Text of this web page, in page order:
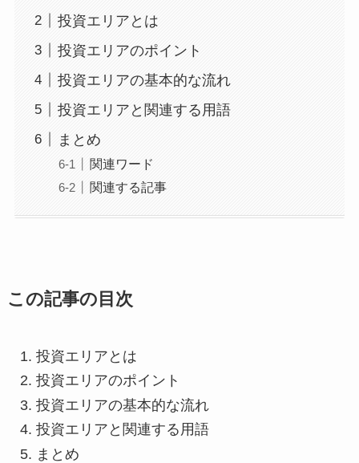
投資エリアとは
投資エリアのポイント
投資エリアの基本的な流れ
投資エリアと関連する用語
まとめ
関連ワード
関連する記事
この記事の目次
投資エリアとは
投資エリアのポイント
投資エリアの基本的な流れ
投資エリアと関連する用語
まとめ